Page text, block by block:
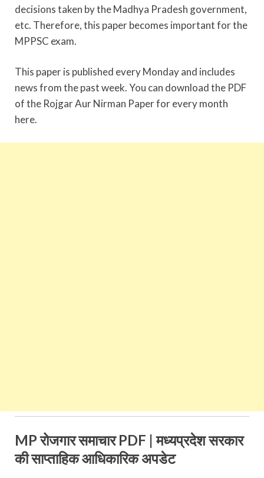
decisions taken by the Madhya Pradesh government,
etc. Therefore, this paper becomes important for the
MPPSC exam.
This paper is published every Monday and includes
news from the past week. You can download the PDF
of the Rojgar Aur Nirman Paper for every month
here.
MP रोजगार समाचार PDF | मध्यप्रदेश सरकार
की साप्ताहिक आधिकारिक अपडेट